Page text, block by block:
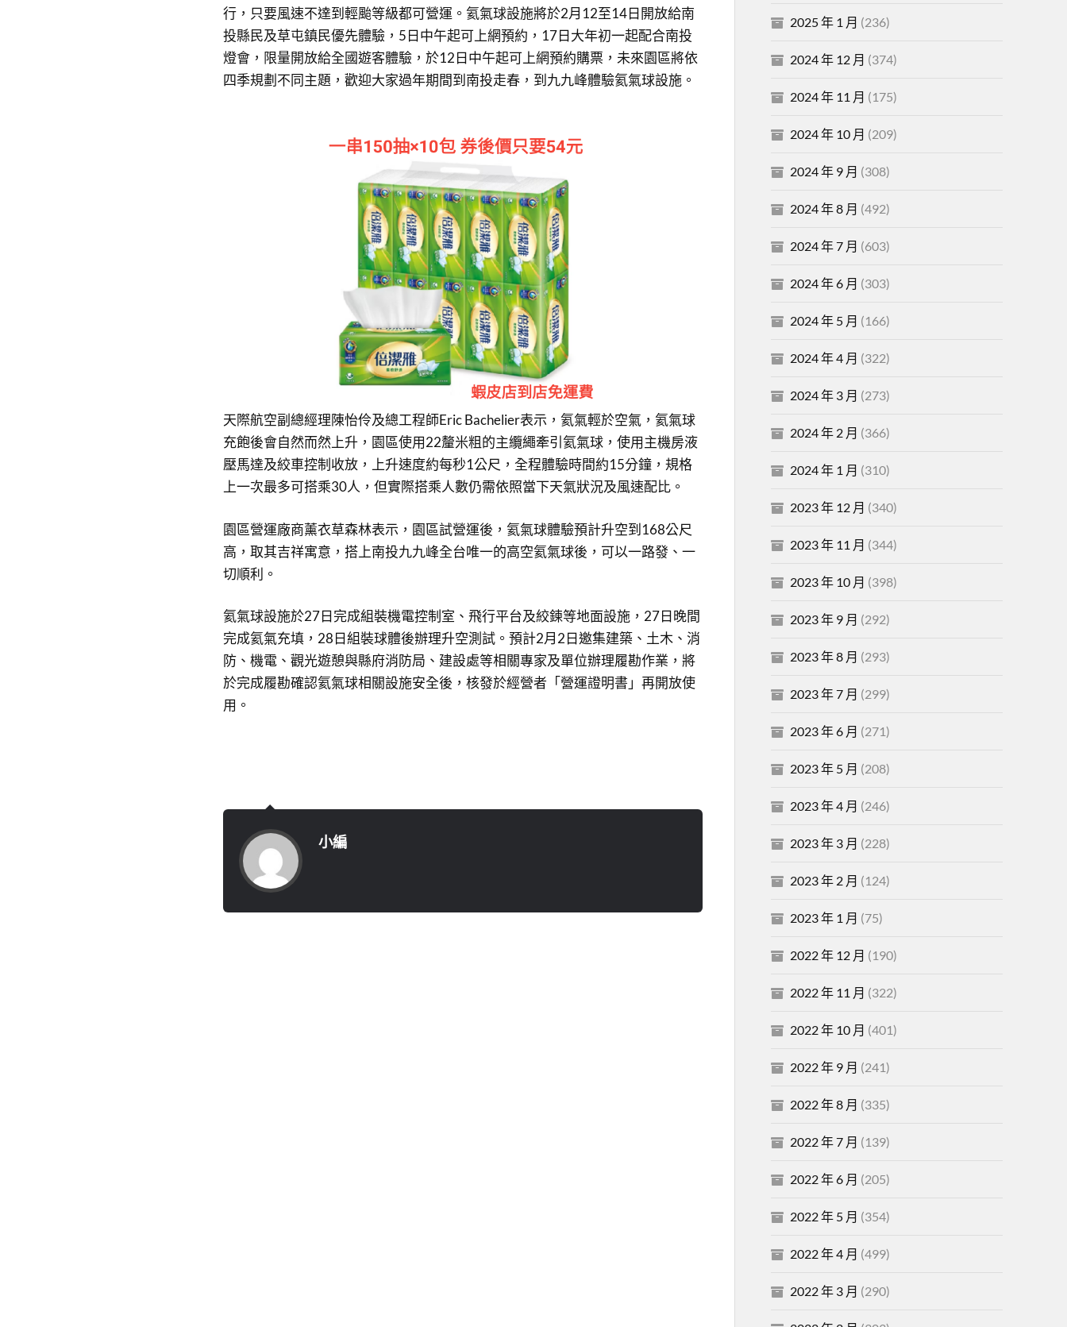
行，只要風速不達到輕颱等級都可營運。氦氣球設施將於2月12至14日開放給南
投縣民及草屯鎮民優先體驗，5日中午起可上網預約，17日大年初一起配合南投
燈會，限量開放給全國遊客體驗，於12日中午起可上網預約購票，未來園區將依
四季規劃不同主題，歡迎大家過年期間到南投走春，到九九峰體驗氦氣球設施。
天際航空副總經理陳怡伶及總工程師Eric Bachelier表示，氦氣輕於空氣，氦氣球
充飽後會自然而然上升，園區使用22釐米粗的主纜繩牽引氦氣球，使用主機房液
壓馬達及絞車控制收放，上升速度約每秒1公尺，全程體驗時間約15分鐘，規格
上一次最多可搭乘30人，但實際搭乘人數仍需依照當下天氣狀況及風速配比。
園區營運廠商薰衣草森林表示，園區試營運後，氦氣球體驗預計升空到168公尺
高，取其吉祥寓意，搭上南投九九峰全台唯一的高空氦氣球後，可以一路發、一
切順利。
氦氣球設施於27日完成組裝機電控制室、飛行平台及絞鍊等地面設施，27日晚間
完成氦氣充填，28日組裝球體後辦理升空測試。預計2月2日邀集建築、土木、消
防、機電、觀光遊憩與縣府消防局、建設處等相關專家及單位辦理履勘作業，將
於完成履勘確認氦氣球相關設施安全後，核發於經營者「營運證明書」再開放使
用。
小編
2025 年 1 月 (236)
2024 年 12 月 (374)
2024 年 11 月 (175)
2024 年 10 月 (209)
2024 年 9 月 (308)
2024 年 8 月 (492)
2024 年 7 月 (603)
2024 年 6 月 (303)
2024 年 5 月 (166)
2024 年 4 月 (322)
2024 年 3 月 (273)
2024 年 2 月 (366)
2024 年 1 月 (310)
2023 年 12 月 (340)
2023 年 11 月 (344)
2023 年 10 月 (398)
2023 年 9 月 (292)
2023 年 8 月 (293)
2023 年 7 月 (299)
2023 年 6 月 (271)
2023 年 5 月 (208)
2023 年 4 月 (246)
2023 年 3 月 (228)
2023 年 2 月 (124)
2023 年 1 月 (75)
2022 年 12 月 (190)
2022 年 11 月 (322)
2022 年 10 月 (401)
2022 年 9 月 (241)
2022 年 8 月 (335)
2022 年 7 月 (139)
2022 年 6 月 (205)
2022 年 5 月 (354)
2022 年 4 月 (499)
2022 年 3 月 (290)